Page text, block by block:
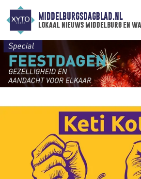
MIDDELBURGSDAGBLAD.NL
lokaal nieuws middelburg en